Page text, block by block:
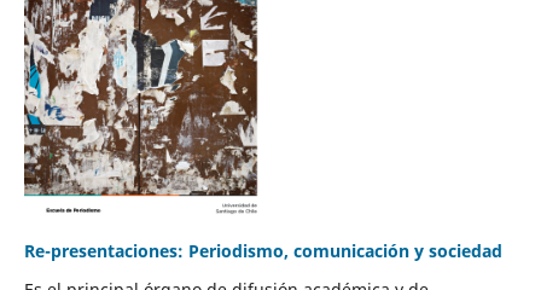
Re-presentaciones: Periodismo, comunicación y sociedad